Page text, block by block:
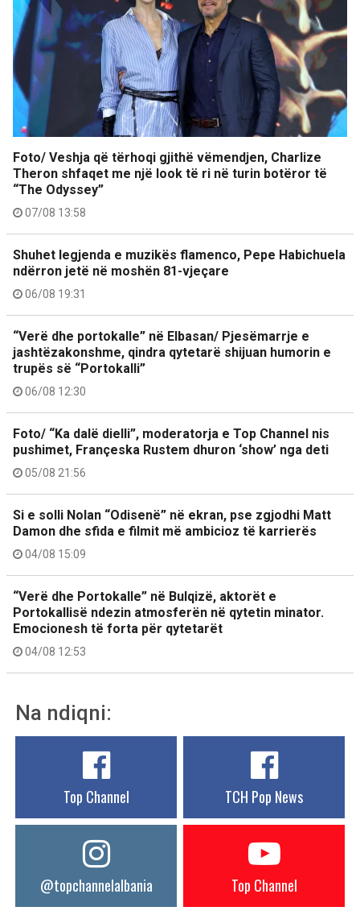
Foto/ Veshja që tërhoqi gjithë vëmendjen, Charlize
Theron shfaqet me një look të ri në turin botëror të
“The Odyssey”
07/08 13:58
Shuhet legjenda e muzikës flamenco, Pepe Habichuela
ndërron jetë në moshën 81-vjeçare
06/08 19:31
“Verë dhe portokalle” në Elbasan/ Pjesëmarrje e
jashtëzakonshme, qindra qytetarë shijuan humorin e
trupës së “Portokalli”
06/08 12:30
Foto/ “Ka dalë dielli”, moderatorja e Top Channel nis
pushimet, Françeska Rustem dhuron ‘show’ nga deti
05/08 21:56
Si e solli Nolan “Odisenë” në ekran, pse zgjodhi Matt
Damon dhe sfida e filmit më ambicioz të karrierës
04/08 15:09
“Verë dhe Portokalle” në Bulqizë, aktorët e
Portokallisë ndezin atmosferën në qytetin minator.
Emocionesh të forta për qytetarët
04/08 12:53
Na ndiqni:
Top Channel TCH Pop News
@topchannelalbania Top Channel